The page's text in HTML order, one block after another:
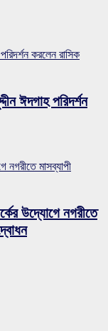
করলেন রাসিক
ঈদগাহ পরিদর্শন
নগরীতে মাসব্যাপী
উদ্যোগে নগরীতে